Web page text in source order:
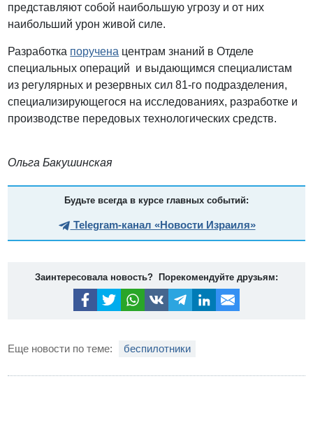
представляют собой наибольшую угрозу и от них
наибольший урон живой силе.
Разработка поручена центрам знаний в Отделе
специальных операций и выдающимся специалистам
из регулярных и резервных сил 81-го подразделения,
специализирующегося на исследованиях, разработке и
производстве передовых технологических средств.
Ольга Бакушинская
Будьте всегда в курсе главных событий:
Telegram-канал «Новости Израиля»
Заинтересовала новость? Порекомендуйте друзьям:
Еще новости по теме: беспилотники